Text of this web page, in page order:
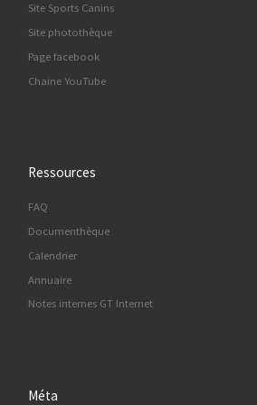
Site Sports Canins
Site photothèque
Page facebook
Chaine YouTube
Ressources
FAQ
Documenthèque
Calendrier
Annuaire
Notes internes GT Internet
Méta